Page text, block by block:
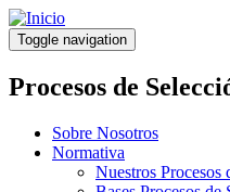
Pasar
al
contenido
principal
Toggle navigation
Procesos de
Sobre Nosotros
Normativa
Nuestros Procesos